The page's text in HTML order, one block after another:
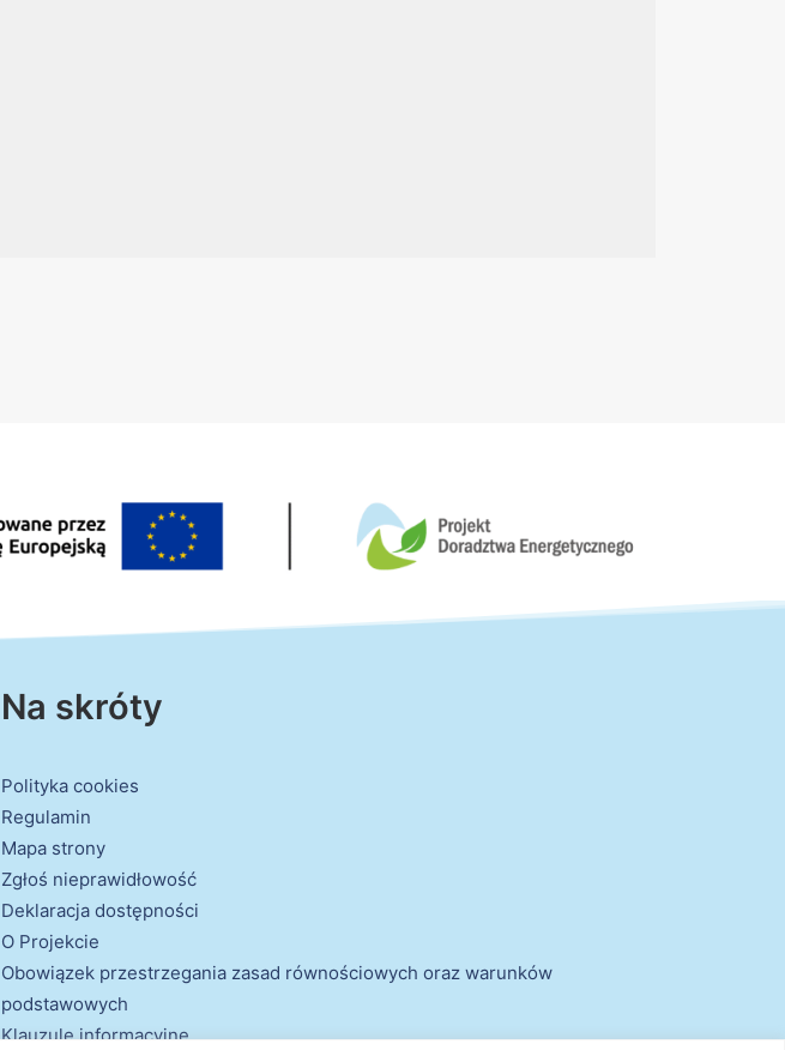
Na skróty
Polityka cookies
Regulamin
Mapa strony
Zgłoś nieprawidłowość
Deklaracja dostępności
O Projekcie
Obowiązek przestrzegania zasad równościowych oraz warunków
podstawowych
Klauzule informacyjne